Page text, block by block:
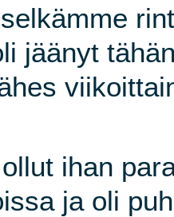
jäänyt
ihan
ja oli